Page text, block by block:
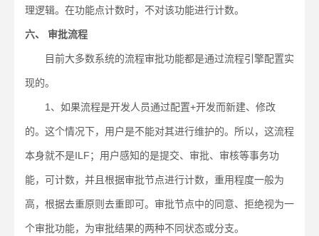
理逻辑。在功能点计数时，不对该功能进行计数。
六、 审批流程
目前大多数系统的流程审批功能都是通过流程引擎配置实
现的。
1、如果流程是开发人员通过配置+开发而新建、修改
的。这个情况下，用户是不能对其进行维护的。所以，这流程
本身就不是ILF；用户感知的是提交、审批、审核等事务功
能，可计数，并且根据审批节点进行计数，重用程度一般为
高，根据去重原则去重即可。审批节点中的同意、拒绝视为一
个审批功能，为审批结果的两种不同状态或分支。